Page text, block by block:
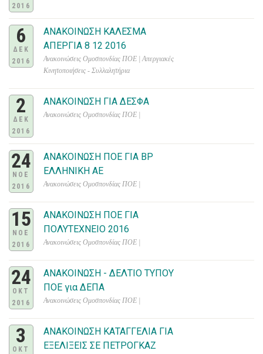
2016
6
ΔΕΚ
2016
ΑΝΑΚΟΙΝΩΣΗ ΚΑΛΕΣΜΑ
ΑΠΕΡΓΙΑ 8 12 2016
Ανακοινώσεις Ομοσπονδίας ΠΟΕ | Απεργιακές
Κινητοποιήσεις - Συλλαλητήρια
2
ΔΕΚ
2016
ΑΝΑΚΟΙΝΩΣΗ ΓΙΑ ΔΕΣΦΑ
Ανακοινώσεις Ομοσπονδίας ΠΟΕ |
24
ΝΟΕ
2016
ΑΝΑΚΟΙΝΩΣΗ ΠΟΕ ΓΙΑ BP
ΕΛΛΗΝΙΚΗ ΑΕ
Ανακοινώσεις Ομοσπονδίας ΠΟΕ |
15
ΝΟΕ
2016
ΑΝΑΚΟΙΝΩΣΗ ΠΟΕ ΓΙΑ
ΠΟΛΥΤΕΧΝΕΙΟ 2016
Ανακοινώσεις Ομοσπονδίας ΠΟΕ |
24
ΟΚΤ
2016
ΑΝΑΚΟΙΝΩΣΗ - ΔΕΛΤΙΟ ΤΥΠΟΥ
ΠΟΕ για ΔΕΠΑ
Ανακοινώσεις Ομοσπονδίας ΠΟΕ |
3
ΟΚΤ
ΑΝΑΚΟΙΝΩΣΗ ΚΑΤΑΓΓΕΛΙΑ ΓΙΑ
ΕΞΕΛΙΞΕΙΣ ΣΕ ΠΕΤΡΟΓΚΑΖ